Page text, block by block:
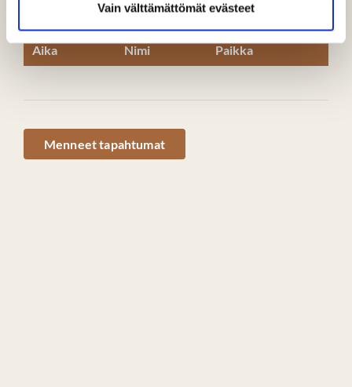
Vain välttämättömät evästeet
tulevat kurssit ja opetukset
Aika Nimi Paikka
Menneet tapahtumat